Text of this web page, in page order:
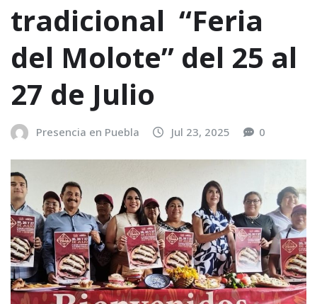
tradicional “Feria
del Molote” del 25 al
27 de Julio
Presencia en Puebla Jul 23, 2025 0